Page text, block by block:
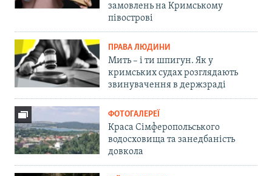
замовлень на Кримському
півострові
ПРАВА ЛЮДИНИ
Мить – і ти шпигун. Як у
кримських судах розглядають
звинувачення в держзраді
ФОТОГАЛЕРЕЇ
Краса Сімферопольського
водосховища та занедбаність
довкола